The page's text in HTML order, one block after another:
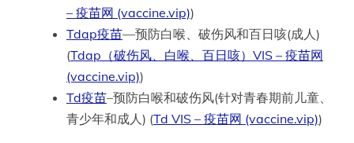
– 疫苗网 (vaccine.vip))
Tdap疫苗—预防白喉、破伤风和百日咳(成人)
(Tdap（破伤风、白喉、百日咳）VIS – 疫苗网
(vaccine.vip))
Td疫苗–预防白喉和破伤风(针对青春期前儿童、
青少年和成人) (Td VIS – 疫苗网 (vaccine.vip))